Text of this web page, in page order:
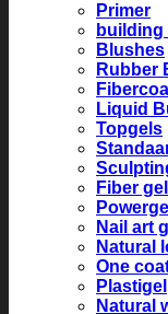
Primer
building
Blushes
Rubber
Liquid
Topgels
Fiber
Powergel
Nail art
Natural
One
Plastigel
Natural